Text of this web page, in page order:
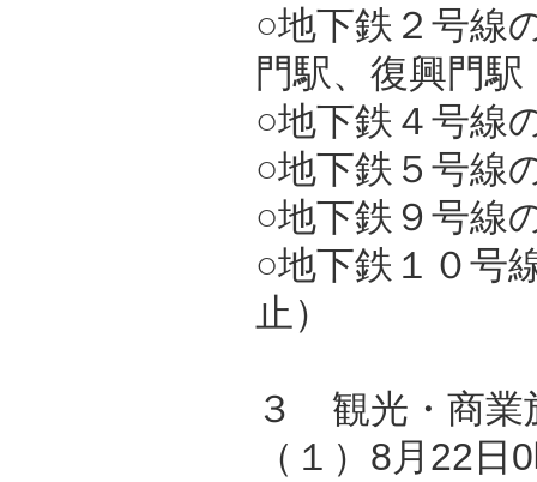
○地下鉄２号線
門駅、復興門
○地下鉄４号線
○地下鉄５号線
○地下鉄９号線
○地下鉄１０号
止）
３ 観光・商業
（１）8月22